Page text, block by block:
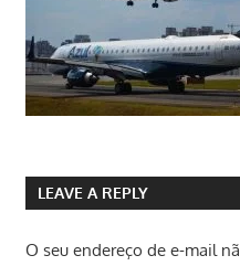
LEAVE A REPLY
O seu endereço de e-mail